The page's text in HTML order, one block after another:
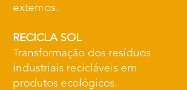
externos.
RECICLA SOL
Transformação dos resíduos
industriais recicláveis em
produtos ecológicos.